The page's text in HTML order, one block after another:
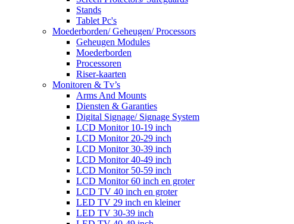
Stands
Tablet Pc's
Moederborden/ Geheugen/ Processors
Geheugen Modules
Moederborden
Processoren
Riser-kaarten
Monitoren & Tv’s
Arms And Mounts
Diensten & Garanties
Digital Signage/ Signage System
LCD Monitor 10-19 inch
LCD Monitor 20-29 inch
LCD Monitor 30-39 inch
LCD Monitor 40-49 inch
LCD Monitor 50-59 inch
LCD Monitor 60 inch en groter
LCD TV 40 inch en groter
LED TV 29 inch en kleiner
LED TV 30-39 inch